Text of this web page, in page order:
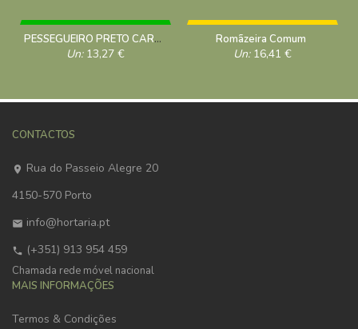
PESSEGUEIRO PRETO CARNUDO
Un: 13,27 €
Romãzeira Comum
Un: 16,41 €
CONTACTOS
Rua do Passeio Alegre 20
4150-570 Porto
info@hortaria.pt
(+351) 913 954 459
Chamada rede móvel nacional
MAIS INFORMAÇÕES
Termos & Condições